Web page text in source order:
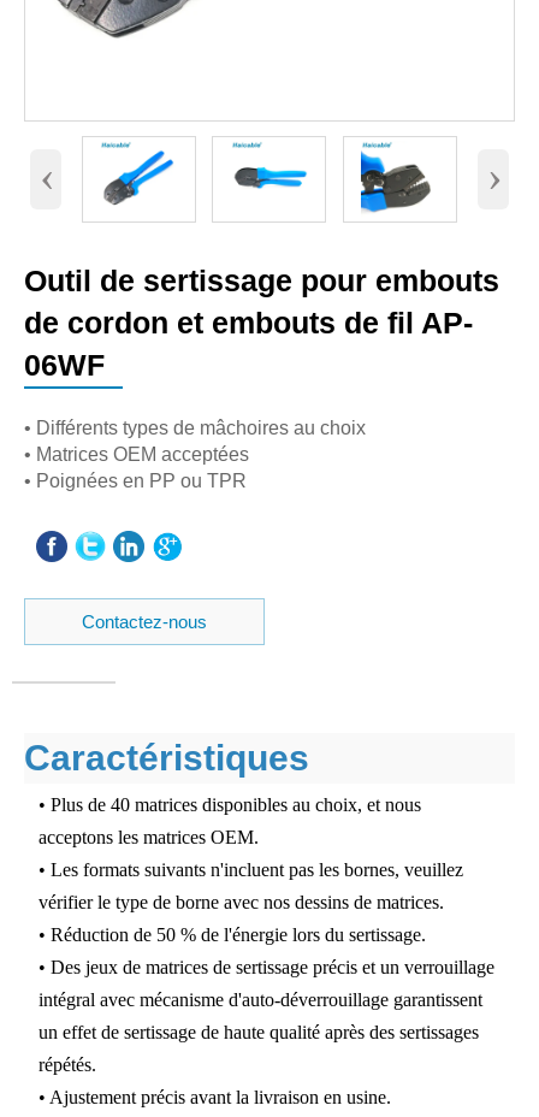
‹ ›
Outil de sertissage pour embouts
de cordon et embouts de fil AP-
06WF
• Différents types de mâchoires au choix
• Matrices OEM acceptées
• Poignées en PP ou TPR
Contactez-nous
Caractéristiques
• Plus de 40 matrices disponibles au choix, et nous
acceptons les matrices OEM.
• Les formats suivants n'incluent pas les bornes, veuillez
vérifier le type de borne avec nos dessins de matrices.
• Réduction de 50 % de l'énergie lors du sertissage.
• Des jeux de matrices de sertissage précis et un verrouillage
intégral avec mécanisme d'auto-déverrouillage garantissent
un effet de sertissage de haute qualité après des sertissages
répétés.
• Ajustement précis avant la livraison en usine.